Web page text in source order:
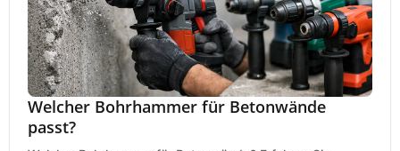
Welcher Bohrhammer für Betonwände
passt?